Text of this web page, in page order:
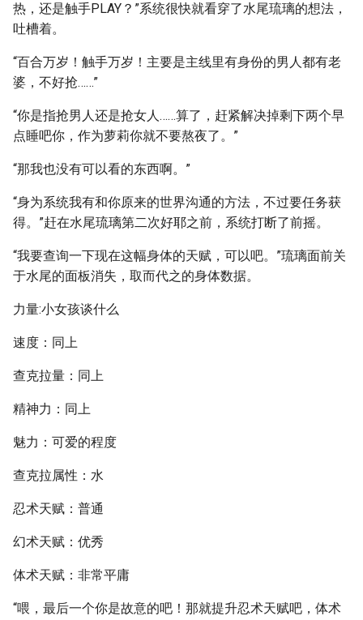
热，还是触手PLAY？”系统很快就看穿了水尾琉璃的想法，
吐槽着。
“百合万岁！触手万岁！主要是主线里有身份的男人都有老
婆，不好抢……”
“你是指抢男人还是抢女人……算了，赶紧解决掉剩下两个早
点睡吧你，作为萝莉你就不要熬夜了。”
“那我也没有可以看的东西啊。”
“身为系统我有和你原来的世界沟通的方法，不过要任务获
得。”赶在水尾琉璃第二次好耶之前，系统打断了前摇。
“我要查询一下现在这幅身体的天赋，可以吧。”琉璃面前关
于水尾的面板消失，取而代之的身体数据。
力量:小女孩谈什么
速度：同上
查克拉量：同上
精神力：同上
魅力：可爱的程度
查克拉属性：水
忍术天赋：普通
幻术天赋：优秀
体术天赋：非常平庸
“喂，最后一个你是故意的吧！那就提升忍术天赋吧，体术